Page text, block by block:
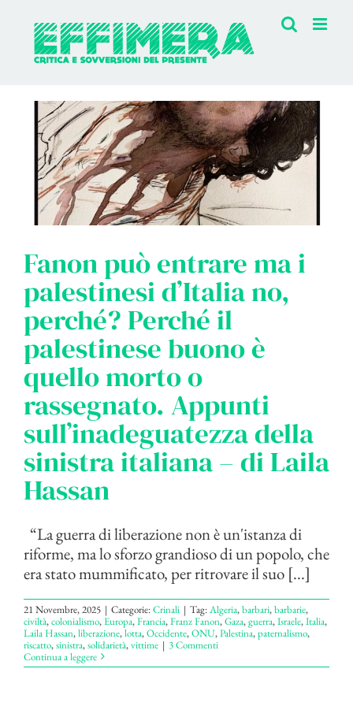
contenuto
Fanon può entrare ma i
palestinesi d’Italia no,
perché? Perché il
palestinese buono è
quello morto o
rassegnato. Appunti
sull’inadeguatezza della
sinistra italiana – di Laila
Hassan
“La guerra di liberazione non è un'istanza di
riforme, ma lo sforzo grandioso di un popolo, che
era stato mummificato, per ritrovare il suo [...]
21 Novembre, 2025 | Categorie:Crinali | Tag:Algeria,barbari,barbarie,
civiltà,colonialismo,Europa,Francia,Franz Fanon,Gaza,guerra,Israele,Italia,
Laila Hassan,liberazione,lotta,Occidente,ONU,Palestina,paternalismo,
riscatto,sinistra,solidarietà,vittime | 3 Commenti
Continua a leggere